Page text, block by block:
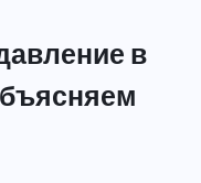
в